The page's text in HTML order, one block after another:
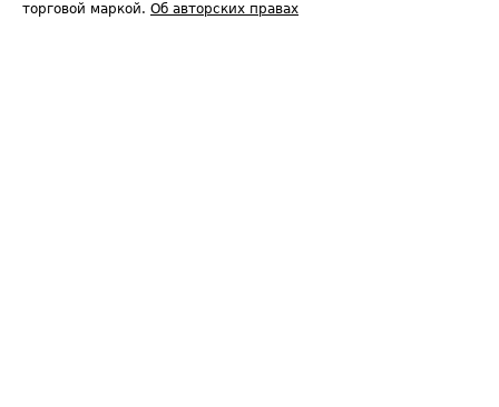
торговой маркой. Об авторских правах